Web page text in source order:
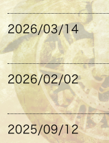
2026/03/14
2026/02/02
2025/09/12